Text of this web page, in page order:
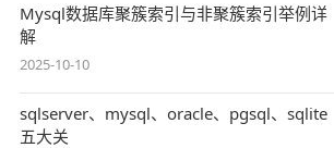
Mysql数据库聚簇索引与非聚簇索引举例详
解
2025-10-10
sqlserver、mysql、oracle、pgsql、sqlite
五大关